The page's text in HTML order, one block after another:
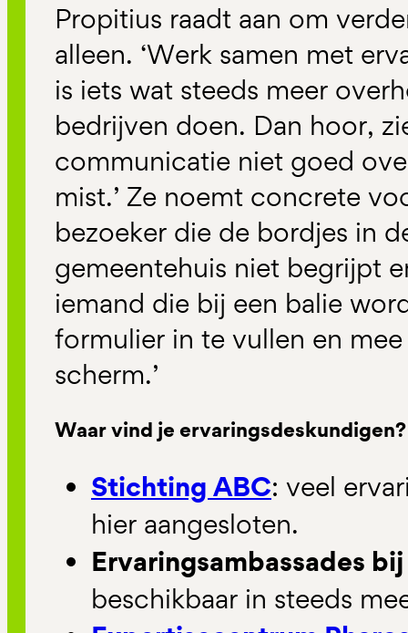
Propitius raadt aan om
alleen. ‘Werk samen met
is iets wat steeds meer
bedrijven doen. Dan hoor,
communicatie niet goed
mist.’ Ze noemt concrete
bezoeker die de bordjes in
gemeentehuis niet begrijpt
iemand die bij een balie
formulier in te vullen en
scherm.’
Waar vind je ervaringsdeskundigen?
Stichting ABC: veel
hier aangesloten.
Ervaringsambassades
beschikbaar in steeds